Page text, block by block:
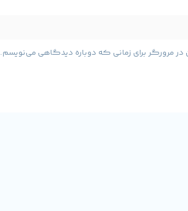
در مرورگر برای زمانی که دوباره دیدگاهی می‌نویسم.